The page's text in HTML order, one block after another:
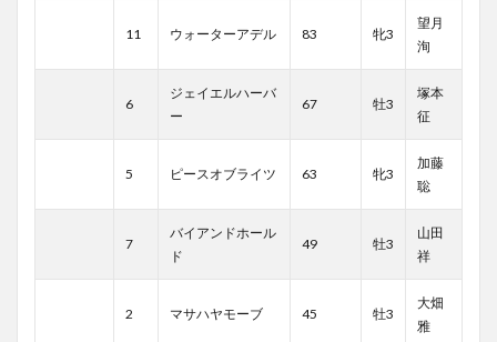
11 ウォーターアデル 83 牝3
望月
洵
6
ジェイエルハーバ
ー
67 牡3
塚本
征
5 ピースオブライツ 63 牝3
加藤
聡
7
バイアンドホール
ド
49 牡3
山田
祥
2 マサハヤモーブ 45 牡3
大畑
雅